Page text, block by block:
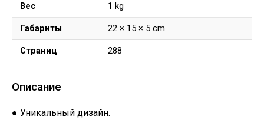
Вес 1 kg
Габариты 22 × 15 × 5 cm
Страниц 288
Описание
● Уникальный дизайн.